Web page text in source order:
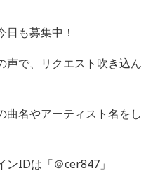
日も募集中！
声で、リクエスト吹き込ん
名やアーティスト名をし
ンIDは「＠cer847」